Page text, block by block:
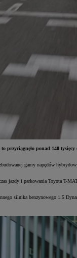
przyciągnęło ponad 140
gamy napędów
jazdy i parkowania Toyota T-
silnika benzynowego 1.5